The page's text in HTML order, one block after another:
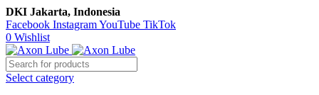
DKI Jakarta, Indonesia
Facebook InstagramYouTube TikTok
0 Wishlist
Select category